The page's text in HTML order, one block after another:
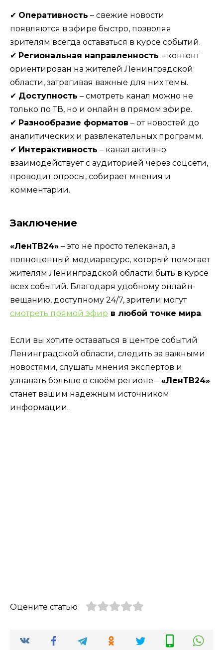
✔ Оперативность – свежие новости
появляются в эфире быстро, позволяя
зрителям всегда оставаться в курсе событий.
✔ Региональная направленность – контент
ориентирован на жителей Ленинградской
области, затрагивая важные для них темы.
✔ Доступность – смотреть канал можно не
только по ТВ, но и онлайн в прямом эфире.
✔ Разнообразие форматов – от новостей до
аналитических и развлекательных программ.
✔ Интерактивность – канал активно
взаимодействует с аудиторией через соцсети,
проводит опросы, собирает мнения и
комментарии.
Заключение
«ЛенТВ24» – это не просто телеканал, а
полноценный медиаресурс, который помогает
жителям Ленинградской области быть в курсе
всех событий. Благодаря удобному онлайн-
вещанию, доступному 24/7, зрители могут
смотреть прямой эфир в любой точке мира.
Если вы хотите оставаться в центре событий
Ленинградской области, следить за важными
новостями, слушать мнения экспертов и
узнавать больше о своём регионе – «ЛенТВ24»
станет вашим надежным источником
информации.
Оцените статью